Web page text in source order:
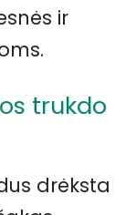
ir
trukdo
drėksta